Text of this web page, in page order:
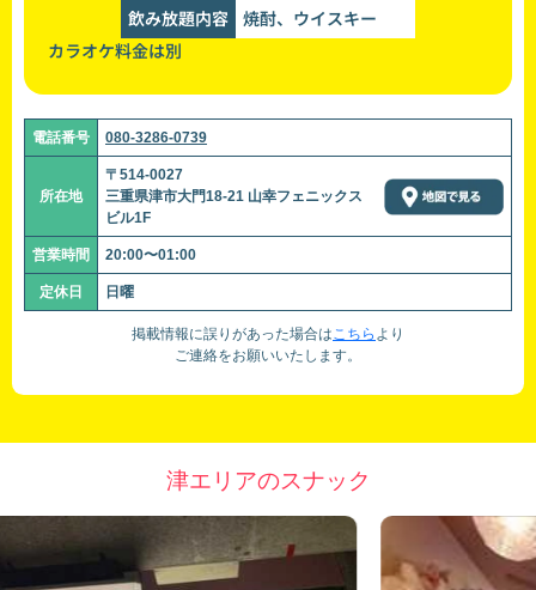
飲み放題内容 焼酎、ウイスキー
カラオケ料金は別
電話番号 080-3286-0739
所在地
〒514-0027
三重県津市大門18-21 山幸フェニックス
ビル1F
営業時間 20:00〜01:00
定休日 日曜
掲載情報に誤りがあった場合はこちら より
ご連絡をお願いいたします。
津エリアのスナック